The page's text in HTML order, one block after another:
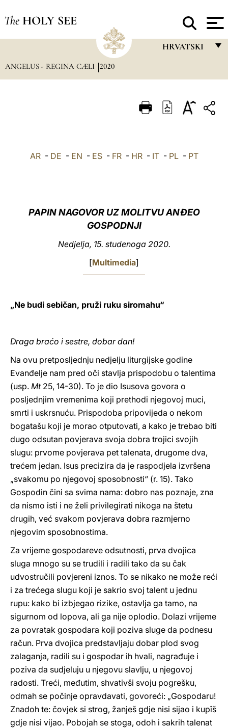
The HOLY SEE
HRVATSKI
ITALIANO
LATINE
ANGELUS - REGINA CÆLI 2020
AR- DE - EN - ES- FR- HR- IT- PL- PT
PAPIN NAGOVOR UZ MOLITVU ANĐEO
GOSPODNJI
Nedjelja, 15. studenoga 2020.
[Multimedia]
„Ne budi sebičan, pruži ruku siromahu“
Draga braćo i sestre, dobar dan!
Na ovu pretposljednju nedjelju liturgijske godine
Evanđelje nam pred oči stavlja prispodobu o talentima
(usp. Mt 25, 14-30). To je dio Isusova govora o
posljednjim vremenima koji prethodi njegovoj muci,
smrti i uskrsnuću. Prispodoba pripovijeda o nekom
bogatašu koji je morao otputovati, a kako je trebao biti
dugo odsutan povjerava svoja dobra trojici svojih
slugu: prvome povjerava pet talenata, drugome dva,
trećem jedan. Isus precizira da je raspodjela izvršena
„svakomu po njegovoj sposobnosti“ (r. 15). Tako
Gospodin čini sa svima nama: dobro nas poznaje, zna
da nismo isti i ne želi privilegirati nikoga na štetu
drugih, već svakom povjerava dobra razmjerno
njegovim sposobnostima.
Za vrijeme gospodareve odsutnosti, prva dvojica
sluga mnogo su se trudili i radili tako da su čak
udvostručili povjereni iznos. To se nikako ne može reći
i za trećega slugu koji je sakrio svoj talent u jednu
rupu: kako bi izbjegao rizike, ostavlja ga tamo, na
sigurnom od lopova, ali ga nije oplodio. Dolazi vrijeme
za povratak gospodara koji poziva sluge da podnesu
račun. Prva dvojica predstavljaju dobar plod svog
zalaganja, radili su i gospodar ih hvali, nagrađuje i
poziva da sudjeluju u njegovu slavlju, u njegovoj
radosti. Treći, međutim, shvativši svoju pogrešku,
odmah se počinje opravdavati, govoreći: „Gospodaru!
Znadoh te: čovjek si strog, žanješ gdje nisi sijao i kupîš
gdje nisi vijao. Pobojah se stoga, odoh i sakrih talenat